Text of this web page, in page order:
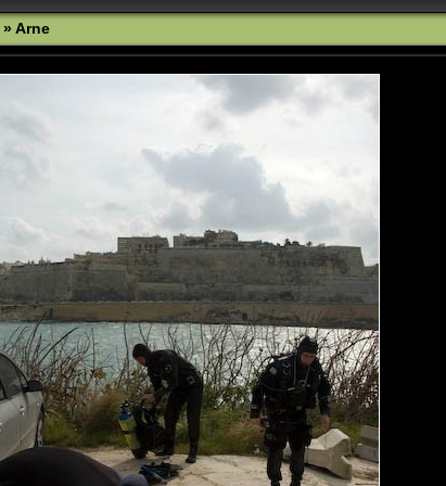
»Arne